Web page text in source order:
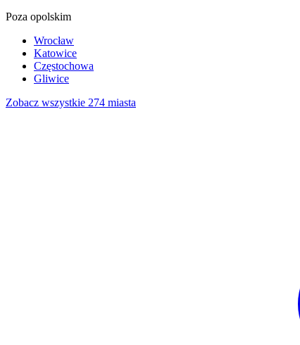
Poza opolskim
Wrocław
Katowice
Częstochowa
Gliwice
Zobacz wszystkie 274 miasta